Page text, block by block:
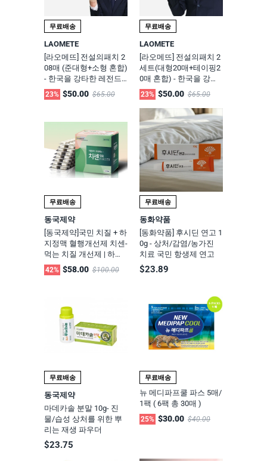
무료배송
LAOMETE
[라오메뜨] 전설의패치 2
08매 (준대형+소형 혼합)
- 한국을 강타한 레전드
파스, 무릎 어깨 허리 관
절근육 통증 케어 쿨 한
23% $50.00 $65.00
무료배송
LAOMETE
[라오메뜨] 전설의패치 2
세트(대형20매+테이핑2
0매 혼합) - 한국을 강타
한 레전드 파스, 프리미
엄 스포츠, 무릎 발목 손
목 손가락 종아리 팔꿈치
엘보 골프 테니스 배드민
턴 런닝 축구 헬스 등산
근육 테이프, 통증 케어
쿨 한방 통증패치)
23% $50.00 $65.00
무료배송
동국제약
[동국제약]국민 치질 + 하
지정맥 혈행개선제 치센-
먹는 치질 개선제 | 하지
정맥 120캡슐(2개월분)
42% $58.00 $100.00
무료배송
동화약품
[동화약품] 후시딘 연고 1
0g - 상처/감염/농가진
치료 국민 항생제 연고
$23.89
무료배송
동국제약
마데카솔 분말 10g- 진
물/습성 상처를 위한 뿌
리는 재생 파우더
$23.75
무료배송
뉴 메디파프쿨 파스 5매/
1팩 ( 6팩 총 30매 )
25% $30.00 $40.00